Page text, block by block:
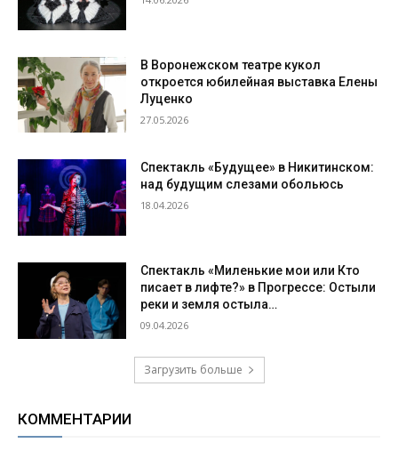
В Воронежском театре кукол
откроется юбилейная выставка Елены
Луценко
27.05.2026
Спектакль «Будущее» в Никитинском:
над будущим слезами обольюсь
18.04.2026
Спектакль «Миленькие мои или Кто
писает в лифте?» в Прогрессе: Остыли
реки и земля остыла…
09.04.2026
Загрузить больше
КОММЕНТАРИИ